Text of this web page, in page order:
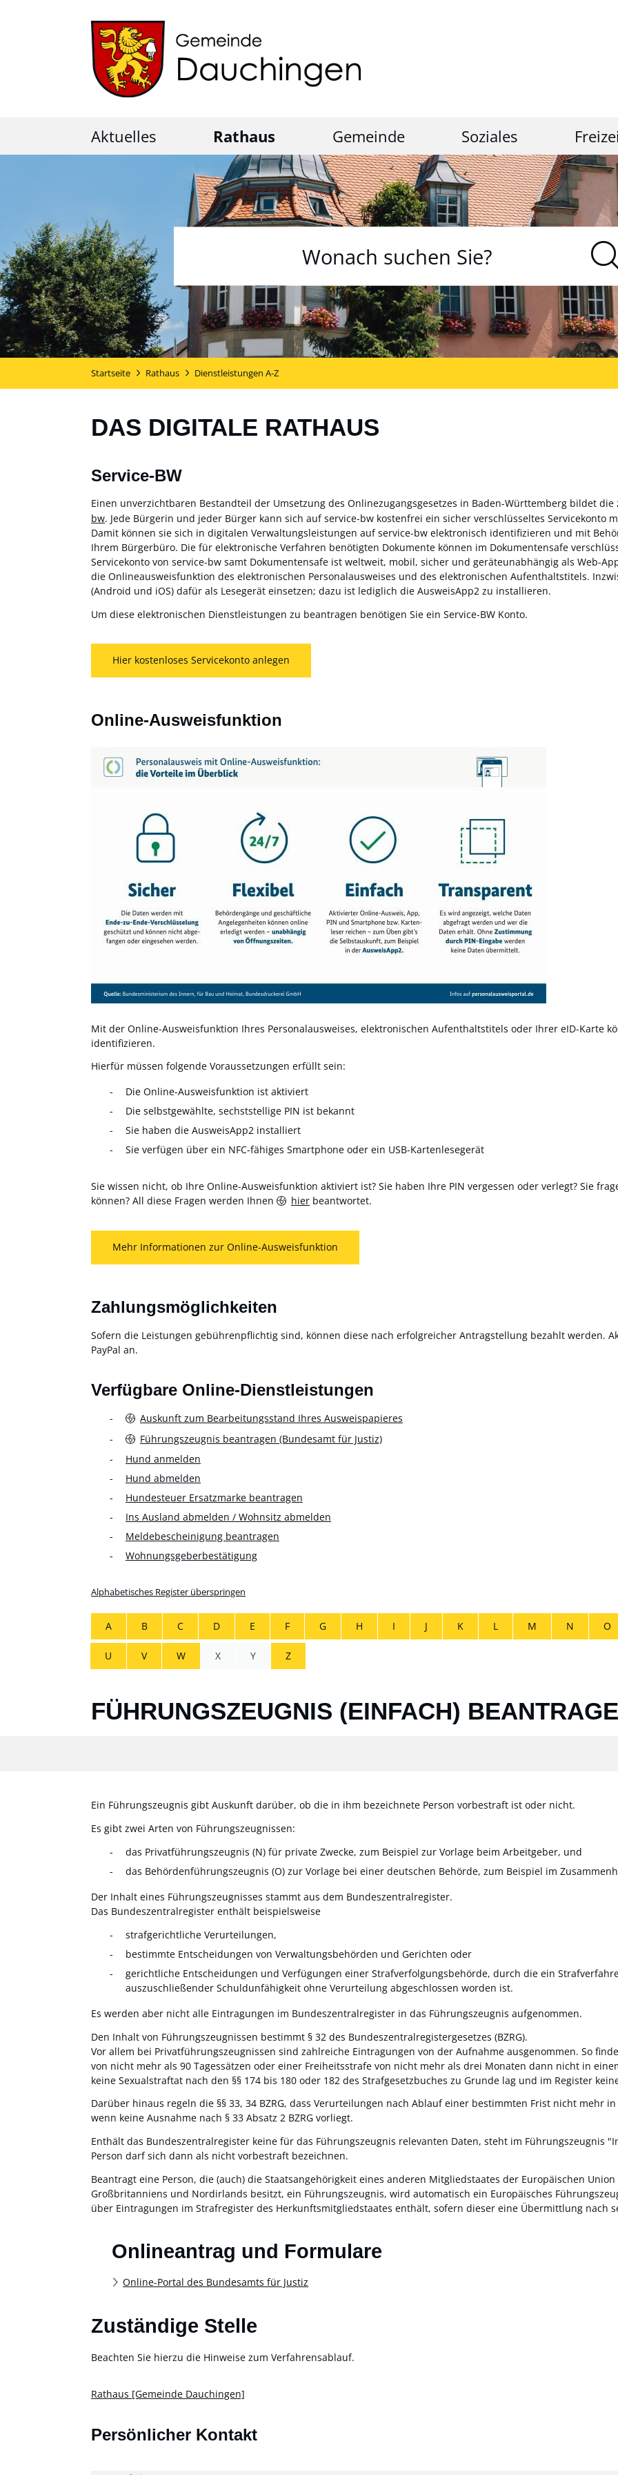
Aktuelles Rathaus Gemeinde Soziales
Startseite Rathaus Dienstleistungen A-Z
DAS DIGITALE RATHAUS
Service-BW
Einen unverzichtbaren Bestandteil der Umsetzung des Onlinezugangsgesetzes in Baden-Württemberg bildet
bw. Jede Bürgerin und jeder Bürger kann sich auf service-bw kostenfrei ein sicher verschlüsseltes Servicekonto
Damit können sie sich in digitalen Verwaltungsleistungen auf service-bw elektronisch identifizieren und mit
Ihrem Bürgerbüro. Die für elektronische Verfahren benötigten Dokumente können im Dokumentensafe
Servicekonto von service-bw samt Dokumentensafe ist weltweit, mobil, sicher und geräteunabhängig als Web-
die Onlineausweisfunktion des elektronischen Personalausweises und des elektronischen Aufenthaltstitels.
(Android und iOS) dafür als Lesegerät einsetzen; dazu ist lediglich die AusweisApp2 zu installieren.
Um diese elektronischen Dienstleistungen zu beantragen benötigen Sie ein Service-BW Konto.
Hier kostenloses Servicekonto anlegen
Online-Ausweisfunktion
Mit der Online-Ausweisfunktion Ihres Personalausweises, elektronischen Aufenthaltstitels oder Ihrer eID-Karte
identifizieren.
Hierfür müssen folgende Voraussetzungen erfüllt sein:
Die Online-Ausweisfunktion ist aktiviert
Die selbstgewählte, sechststellige PIN ist bekannt
Sie haben die AusweisApp2 installiert
Sie verfügen über ein NFC-fähiges Smartphone oder ein USB-Kartenlesegerät
Sie wissen nicht, ob Ihre Online-Ausweisfunktion aktiviert ist? Sie haben Ihre PIN vergessen oder verlegt? Sie
können? All diese Fragen werden Ihnen
hier beantwortet.
Mehr Informationen zur Online-Ausweisfunktion
Zahlungsmöglichkeiten
Sofern die Leistungen gebührenpflichtig sind, können diese nach erfolgreicher Antragstellung bezahlt werden.
PayPal an.
Verfügbare Online-Dienstleistungen
Auskunft zum Bearbeitungsstand Ihres Ausweispapieres
Führungszeugnis beantragen (Bundesamt für Justiz)
Hund anmelden
Hund abmelden
Hundesteuer Ersatzmarke beantragen
Ins Ausland abmelden / Wohnsitz abmelden
Meldebescheinigung beantragen
Wohnungsgeberbestätigung
Alphabetisches Register überspringen
A B C D E F G H I J K L M N O
U V W X Y Z
FÜHRUNGSZEUGNIS (EINFACH)
Ein Führungszeugnis gibt Auskunft darüber, ob die in ihm bezeichnete Person vorbestraft ist oder nicht.
Es gibt zwei Arten von Führungszeugnissen:
das Privatführungszeugnis (N) für private Zwecke, zum Beispiel zur Vorlage beim Arbeitgeber, und
das Behördenführungszeugnis (O) zur Vorlage bei einer deutschen Behörde, zum Beispiel im
Der Inhalt eines Führungszeugnisses stammt aus dem Bundeszentralregister.
Das Bundeszentralregister enthält beispielsweise
strafgerichtliche Verurteilungen,
bestimmte Entscheidungen von Verwaltungsbehörden und Gerichten oder
gerichtliche Entscheidungen und Verfügungen einer Strafverfolgungsbehörde, durch die ein
auszuschließender Schuldunfähigkeit ohne Verurteilung abgeschlossen worden ist.
Es werden aber nicht alle Eintragungen im Bundeszentralregister in das Führungszeugnis aufgenommen.
Den Inhalt von Führungszeugnissen bestimmt § 32 des Bundeszentralregistergesetzes (BZRG).
Vor allem bei Privatführungszeugnissen sind zahlreiche Eintragungen von der Aufnahme ausgenommen. So
von nicht mehr als 90 Tagessätzen oder einer Freiheitsstrafe von nicht mehr als drei Monaten dann nicht in
keine Sexualstraftat nach den §§ 174 bis 180 oder 182 des Strafgesetzbuches zu Grunde lag und im Register
Darüber hinaus regeln die §§ 33, 34 BZRG, dass Verurteilungen nach Ablauf einer bestimmten Frist nicht mehr
wenn keine Ausnahme nach § 33 Absatz 2 BZRG vorliegt.
Enthält das Bundeszentralregister keine für das Führungszeugnis relevanten Daten, steht im Führungszeugnis
Person darf sich dann als nicht vorbestraft bezeichnen.
Beantragt eine Person, die (auch) die Staatsangehörigkeit eines anderen Mitgliedstaates der Europäischen
Großbritanniens und Nordirlands besitzt, ein Führungszeugnis, wird automatisch ein Europäisches
über Eintragungen im Strafregister des Herkunftsmitgliedstaates enthält, sofern dieser eine Übermittlung nach
Onlineantrag und Formulare
Online-Portal des Bundesamts für Justiz
Zuständige Stelle
Beachten Sie hierzu die Hinweise zum Verfahrensablauf.
Rathaus [Gemeinde Dauchingen]
Persönlicher Kontakt